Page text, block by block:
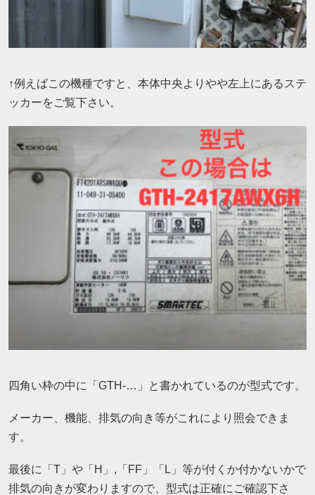
↑例えばこの機種ですと、本体中央よりやや左上にあるステ
ッカーをご覧下さい。
四角い枠の中に「GTH-…」と書かれているのが型式です。
メーカー、機能、排気の向き等がこれにより照会できま
す。
最後に「T」や「H」,「FF」「L」等が付くか付かないかで
排気の向きが変わりますので、型式は正確にご確認下さ